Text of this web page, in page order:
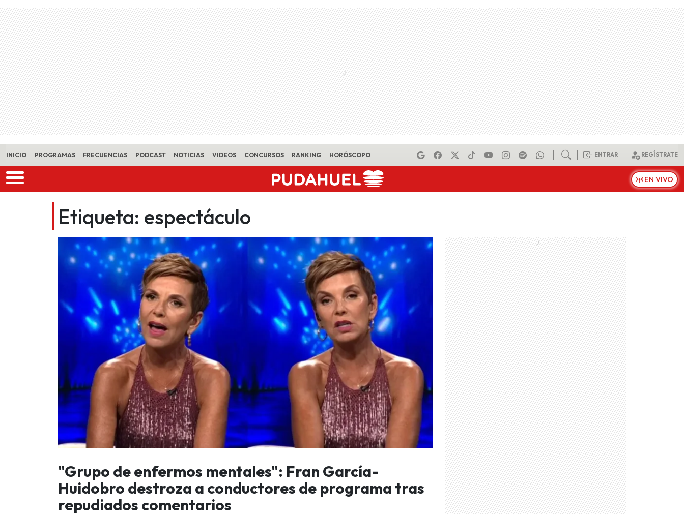
Skip to main content
INICIO PROGRAMAS FRECUENCIAS PODCAST NOTICIAS VIDEOS CONCURSOS RANKING HORÓSCOPO ENTRAR REGÍSTRATE
EN VIVO
Etiqueta: espectáculo
"Grupo de enfermos mentales": Fran García-
Huidobro destroza a conductores de programa tras
repudiados comentarios